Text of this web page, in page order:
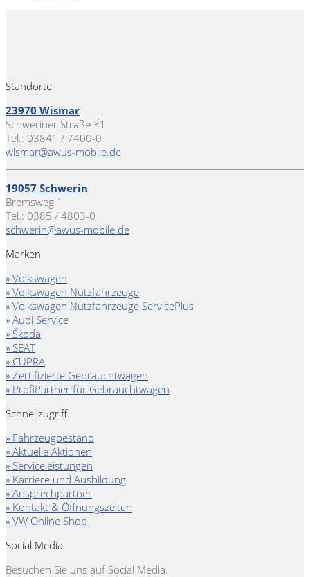
Standorte
23970 Wismar
Schweriner Straße 31
Tel.: 03841 / 7400-0
wismar@awus-mobile.de
19057 Schwerin
Bremsweg 1
Tel.: 0385 / 4803-0
schwerin@awus-mobile.de
Marken
» Volkswagen
» Volkswagen Nutzfahrzeuge
» Volkswagen Nutzfahrzeuge ServicePlus
» Audi Service
» Škoda
» SEAT
» CUPRA
» Zertifizierte Gebrauchtwagen
» ProfiPartner für Gebrauchtwagen
Schnellzugriff
» Fahrzeugbestand
» Aktuelle Aktionen
» Serviceleistungen
» Karriere und Ausbildung
» Ansprechpartner
» Kontakt & Öffnungszeiten
» VW Online Shop
Social Media
Besuchen Sie uns auf Social Media.